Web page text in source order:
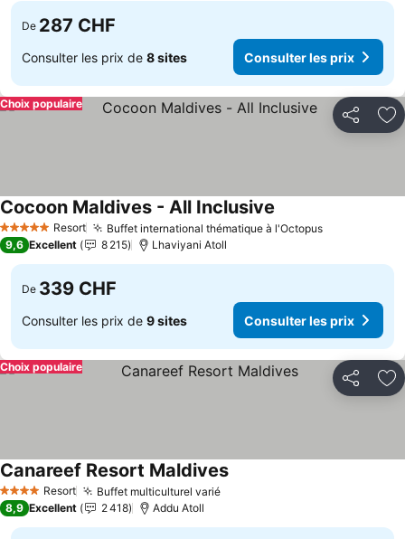
De 287 CHF
Consulter les prix de 8 sites Consulter les prix
Partager
Choix populaire
5 Étoiles Resort Buffet international thématique à l'Octopus
Cocoon Maldives - All Inclusive
9,6 Excellent 8 215 Lhaviyani Atoll
De 339 CHF
Consulter les prix de 9 sites Consulter les prix
Partager
Choix populaire
4 Étoiles Resort Buffet multiculturel varié
Canareef Resort Maldives
8,9 Excellent 2 418 Addu Atoll